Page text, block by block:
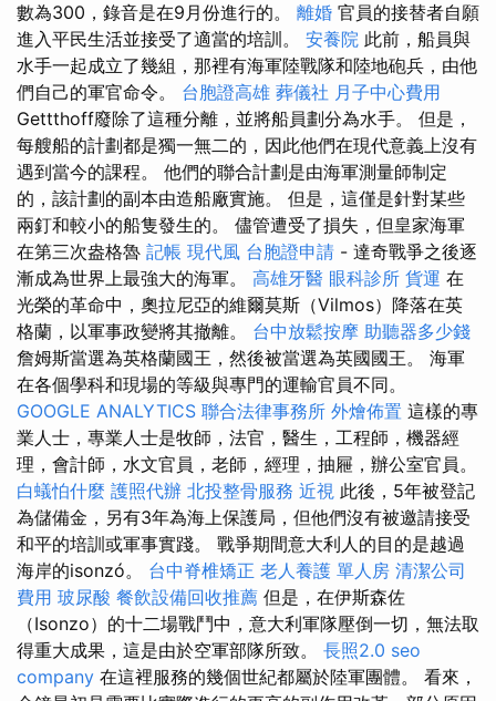
數為300，錄音是在9月份進行的。 離婚 官員的接替者自願
進入平民生活並接受了適當的培訓。 安養院 此前，船員與
水手一起成立了幾組，那裡有海軍陸戰隊和陸地砲兵，由他
們自己的軍官命令。 台胞證高雄 葬儀社 月子中心費用
Gettthoff廢除了這種分離，並將船員劃分為水手。 但是，
每艘船的計劃都是獨一無二的，因此他們在現代意義上沒有
遇到當今的課程。 他們的聯合計劃是由海軍測量師制定
的，該計劃的副本由造船廠實施。 但是，這僅是針對某些
兩釘和較小的船隻發生的。 儘管遭受了損失，但皇家海軍
在第三次盎格魯 記帳 現代風 台胞證申請 - 達奇戰爭之後逐
漸成為世界上最強大的海軍。 高雄牙醫 眼科診所 貨運 在
光榮的革命中，奧拉尼亞的維爾莫斯（Vilmos）降落在英
格蘭，以軍事政變將其撤離。 台中放鬆按摩 助聽器多少錢
詹姆斯當選為英格蘭國王，然後被當選為英國國王。 海軍
在各個學科和現場的等級與專門的運輸官員不同。
GOOGLE ANALYTICS 聯合法律事務所 外燴佈置 這樣的專
業人士，專業人士是牧師，法官，醫生，工程師，機器經
理，會計師，水文官員，老師，經理，抽屜，辦公室官員。
白蟻怕什麼 護照代辦 北投整骨服務 近視 此後，5年被登記
為儲備金，另有3年為海上保護局，但他們沒有被邀請接受
和平的培訓或軍事實踐。 戰爭期間意大利人的目的是越過
海岸的isonzó。 台中脊椎矯正 老人養護 單人房 清潔公司
費用 玻尿酸 餐飲設備回收推薦 但是，在伊斯森佐
（Isonzo）的十二場戰鬥中，意大利軍隊壓倒一切，無法取
得重大成果，這是由於空軍部隊所致。 長照2.0 seo
company 在這裡服務的幾個世紀都屬於陸軍團體。 看來，